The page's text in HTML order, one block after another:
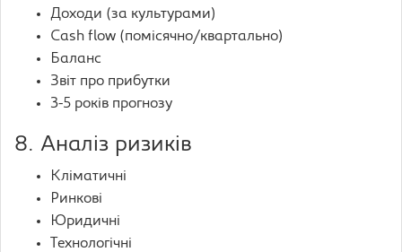
Доходи (за культурами)
Cash flow (помісячно/квартально)
Баланс
Звіт про прибутки
3-5 років прогнозу
8. Аналіз ризиків
Кліматичні
Ринкові
Юридичні
Технологічні